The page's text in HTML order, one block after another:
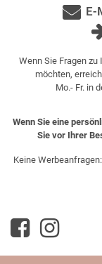
E-
Wenn Sie Fragen
möchten,
Mo.- Fr. in
Wenn Sie eine
Sie vor Ihrer
Keine